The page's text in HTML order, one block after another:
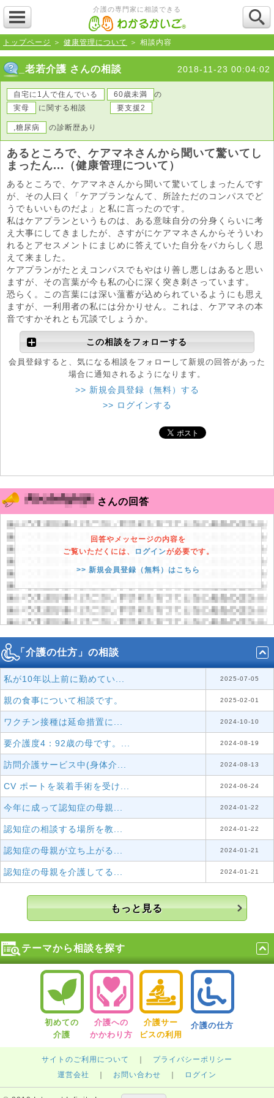
介護の専門家に相談できる
トップページ ＞ 健康管理について ＞ 相談内容
_老若介護 さんの相談 2018-11-23 00:04:02
自宅に1人で住んでいる 60歳未満
の
実母
に関する相談 要支援2
,糖尿病 の診断歴あり
あるところで、ケアマネさんから聞いて驚いてし
まったん...（健康管理について）
あるところで、ケアマネさんから聞いて驚いてしまったんです
が、その人曰く「ケアプランなんて、所詮ただのコンパスでど
うでもいいものだよ」と私に言ったのです。
私はケアプランというものは、ある意味自分の分身くらいに考
え大事にしてきましたが、さすがにケアマネさんからそういわ
れるとアセスメントにまじめに答えていた自分をバカらしく思
えて来ました。
ケアプランがたとえコンパスでもやはり善し悪しはあると思い
ますが、その言葉が今も私の心に深く突き刺さっています。
恐らく。この言葉には深い薀蓄が込められているようにも思え
ますが、一利用者の私には分かりせん。これは、ケアマネの本
音ですかそれとも冗談でしょうか。
この相談をフォローする
会員登録すると、気になる相談をフォローして新規の回答があった
場合に通知されるようになります。
>> 新規会員登録（無料）する
>> ログインする
さんの回答
回答やメッセージの内容を
ご覧いただくには、
ログインが必要です。
>> 新規会員登録（無料）はこちら
「介護の仕方」の相談
私が10年以上前に勤めてい... 2025-07-05
親の食事について相談です。 2025-02-01
ワクチン接種は延命措置に... 2024-10-10
要介護度4：92歳の母です。... 2024-08-19
訪問介護サービス中(身体介... 2024-08-13
CV ポートを装着手術を受け... 2024-06-24
今年に成って認知症の母親... 2024-01-22
認知症の相談する場所を教... 2024-01-22
認知症の母親が立ち上がる... 2024-01-21
認知症の母親を介護してる... 2024-01-21
もっと見る
テーマから相談を探す
初めての
介護
介護への
かかわり方
介護サー
ビスの利用
介護の仕方
サイトのご利用について
プライバシーポリシー
運営会社
お問い合わせ ログイン